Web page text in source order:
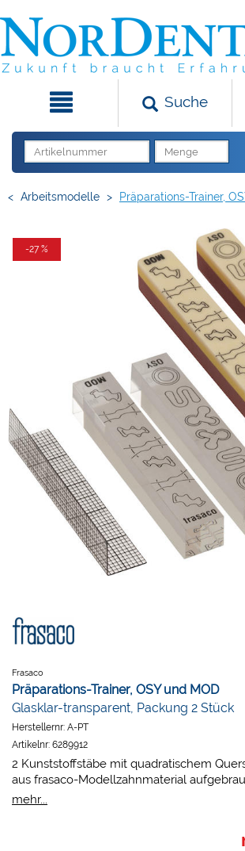
Suche
< Arbeitsmodelle > Präparations-Trainer,
-27 %
Frasaco
Präparations-Trainer, OSY und MOD
Glasklar-transparent, Packung 2 Stück
Herstellernr: A-PT
Artikelnr: 6289912
2 Kunststoffstäbe mit quadratischem
aus frasaco-Modellzahnmaterial
insgesamt 13 unterschiedlichen
mehr...